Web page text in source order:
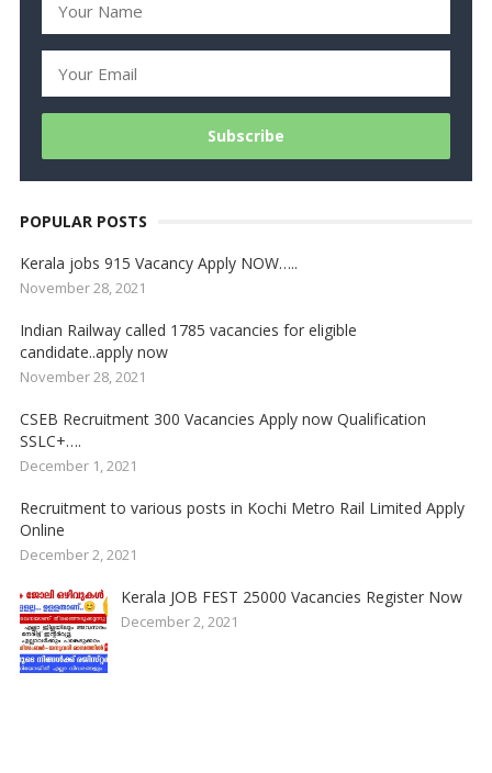
POPULAR POSTS
Kerala jobs 915 Vacancy Apply NOW…..
November 28, 2021
Indian Railway called 1785 vacancies for eligible
candidate..apply now
November 28, 2021
CSEB Recruitment 300 Vacancies Apply now Qualification
SSLC+….
December 1, 2021
Recruitment to various posts in Kochi Metro Rail Limited Apply
Online
December 2, 2021
Kerala JOB FEST 25000 Vacancies Register Now
December 2, 2021